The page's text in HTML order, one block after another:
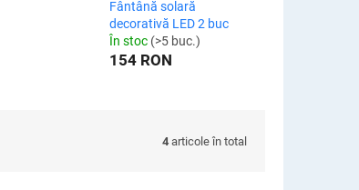
Fântână solară
decorativă LED 2 buc
În stoc (>5 buc.)
154 RON
4 articole în total